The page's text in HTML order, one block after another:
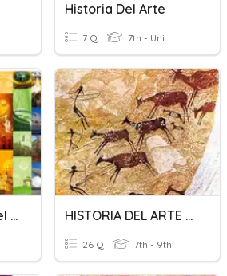
Historia Del Arte
7 Q 7th - Uni
Repaso Historia Del Arte GS HISTORIA DEL ARTE PREHISTÓRICO
26 Q 7th - 9th